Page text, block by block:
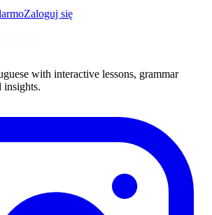
Zaloguj się
with interactive lessons, grammar
insights.